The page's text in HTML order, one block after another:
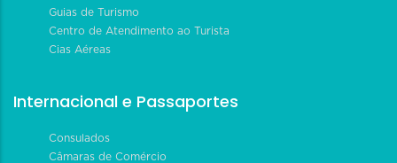
Guias de Turismo
Centro de Atendimento ao Turista
Cias Aéreas
Internacional e Passaportes
Consulados
Câmaras de Comércio